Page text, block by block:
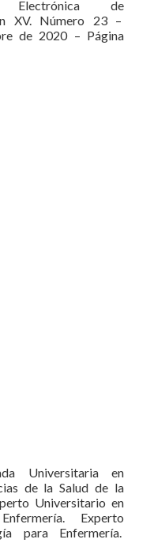
de
XV. Número 23 –
de 2020 – Página
Universitaria en
de la Salud de la
Universitario en
Experto
para Enfermería.